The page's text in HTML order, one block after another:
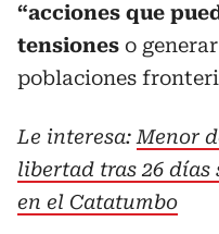
“acciones que
tensiones o
poblaciones
Le interesa: Menor
libertad tras 26 días
en el Catatumbo